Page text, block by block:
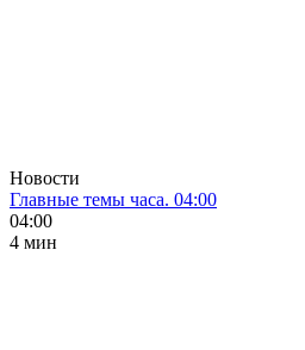
Новости
Главные темы часа. 04:00
04:00
4 мин